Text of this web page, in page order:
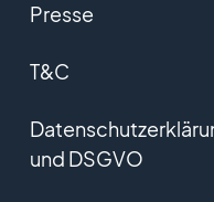
Presse
T&C
und DSGVO